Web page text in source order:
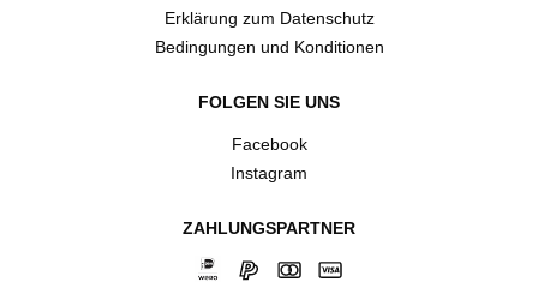
Erklärung zum Datenschutz
Bedingungen und Konditionen
FOLGEN SIE UNS
Facebook
Instagram
ZAHLUNGSPARTNER